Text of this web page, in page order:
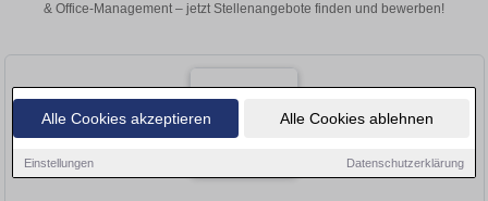
Alle Cookies akzeptieren Alle Cookies ablehnen
Einstellungen Datenschutzerklärung
& Office-Management – jetzt Stellenangebote finden und bewerben!